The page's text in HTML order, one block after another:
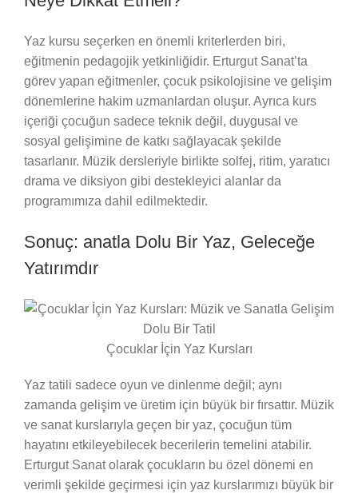
Yaz kursu seçerken en önemli kriterlerden biri,
eğitmenin pedagojik yetkinliğidir. Erturgut Sanat’ta
görev yapan eğitmenler, çocuk psikolojisine ve gelişim
dönemlerine hakim uzmanlardan oluşur. Ayrıca kurs
içeriği çocuğun sadece teknik değil, duygusal ve
sosyal gelişimine de katkı sağlayacak şekilde
tasarlanır. Müzik dersleriyle birlikte solfej, ritim, yaratıcı
drama ve diksiyon gibi destekleyici alanlar da
programımıza dahil edilmektedir.
Sonuç: anatla Dolu Bir Yaz, Geleceğe
Yatırımdır
Çocuklar İçin Yaz Kursları
Yaz tatili sadece oyun ve dinlenme değil; aynı
zamanda gelişim ve üretim için büyük bir fırsattır. Müzik
ve sanat kurslarıyla geçen bir yaz, çocuğun tüm
hayatını etkileyebilecek becerilerin temelini atabilir.
Erturgut Sanat olarak çocukların bu özel dönemi en
verimli şekilde geçirmesi için yaz kurslarımızı büyük bir